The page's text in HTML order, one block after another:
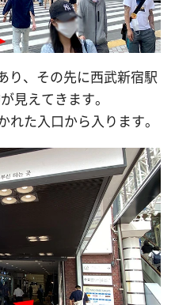
り、その先に西武新宿駅
見えてきます。
れた入口から入ります。